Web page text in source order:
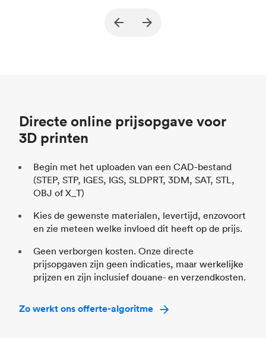
Constructiedelen en vacuümtools (End
Directe online prijsopgave voor
3D printen
Begin met het uploaden van een CAD-bestand
(STEP, STP, IGES, IGS, SLDPRT, 3DM, SAT, STL,
OBJ of X_T)
Kies de gewenste materialen, levertijd, enzovoort
en zie meteen welke invloed dit heeft op de prijs.
Geen verborgen kosten. Onze directe
prijsopgaven zijn geen indicaties, maar werkelijke
prijzen en zijn inclusief douane- en verzendkosten.
Zo werkt ons offerte-algoritme